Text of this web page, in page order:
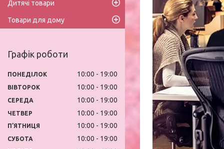
Дитячі товари
Товари для дому
Графік роботи
ПОНЕДІЛОК 10:00 19:00
ВІВТОРОК 10:00 19:00
СЕРЕДА 10:00 19:00
ЧЕТВЕР 10:00 19:00
ПʼЯТНИЦЯ 10:00 19:00
СУБОТА 10:00 19:00